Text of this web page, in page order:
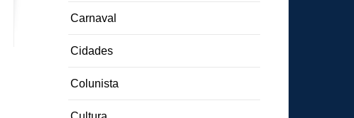
Carnaval
Cidades
Colunista